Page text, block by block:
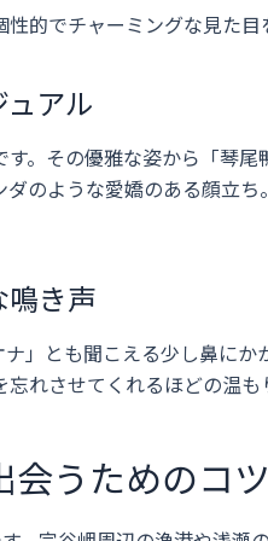
的でチャーミングな見た目
アル
。その優雅な姿から「琴
のような愛嬌のある顔立
き声
」とも聞こえる少し鼻に
れさせてくれるほどの温も
うためのコツ